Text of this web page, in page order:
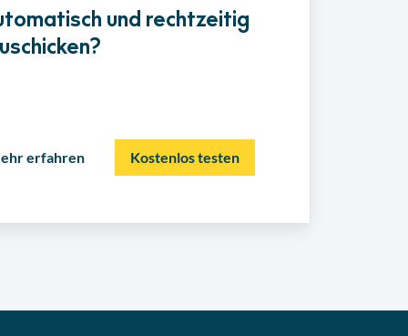
und rechtzeitig
erfahren Kostenlos testen